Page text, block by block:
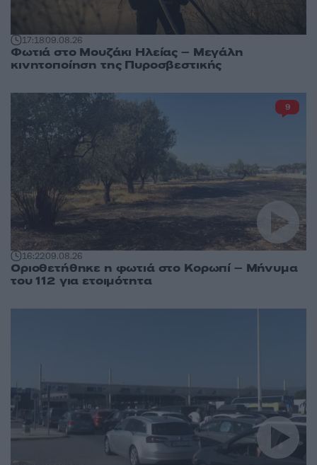
17:1809.08.26
Φωτιά στο Μουζάκι Ηλείας – Μεγάλη
κινητοποίηση της Πυροσβεστικής
16:2209.08.26
Οριοθετήθηκε η φωτιά στο Κορωπί – Μήνυμα
του 112 για ετοιμότητα
9